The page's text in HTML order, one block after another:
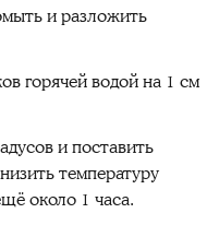
и разложить
горячей водой на 1 см
и поставить
температуру
около 1 часа.